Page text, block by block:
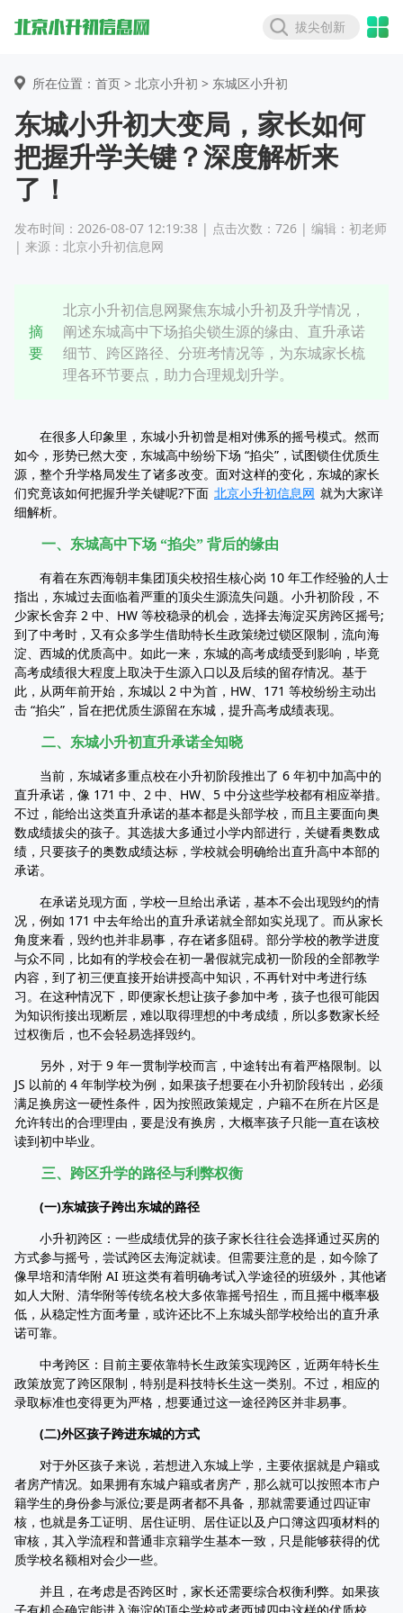
拔尖创新
所在位置：首页 > 北京小升初 > 东城区小升初
东城小升初大变局，家长如何
把握升学关键？深度解析来
了！
发布时间：2026-08-07 12:19:38 | 点击次数：726 | 编辑：初老师
| 来源：北京小升初信息网
摘
要
北京小升初信息网聚焦东城小升初及升学情况，
阐述东城高中下场掐尖锁生源的缘由、直升承诺
细节、跨区路径、分班考情况等，为东城家长梳
理各环节要点，助力合理规划升学。
在很多人印象里，东城小升初曾是相对佛系的摇号模式。然而
如今，形势已然大变，东城高中纷纷下场 “掐尖”，试图锁住优质生
源，整个升学格局发生了诸多改变。面对这样的变化，东城的家长
们究竟该如何把握升学关键呢?下面 北京小升初信息网 就为大家详
细解析。
一、东城高中下场 “掐尖” 背后的缘由
有着在东西海朝丰集团顶尖校招生核心岗 10 年工作经验的人士
指出，东城过去面临着严重的顶尖生源流失问题。小升初阶段，不
少家长舍弃 2 中、HW 等校稳录的机会，选择去海淀买房跨区摇号;
到了中考时，又有众多学生借助特长生政策绕过锁区限制，流向海
淀、西城的优质高中。如此一来，东城的高考成绩受到影响，毕竟
高考成绩很大程度上取决于生源入口以及后续的留存情况。基于
此，从两年前开始，东城以 2 中为首，HW、171 等校纷纷主动出
击 “掐尖”，旨在把优质生源留在东城，提升高考成绩表现。
二、东城小升初直升承诺全知晓
当前，东城诸多重点校在小升初阶段推出了 6 年初中加高中的
直升承诺，像 171 中、2 中、HW、5 中分这些学校都有相应举措。
不过，能给出这类直升承诺的基本都是头部学校，而且主要面向奥
数成绩拔尖的孩子。其选拔大多通过小学内部进行，关键看奥数成
绩，只要孩子的奥数成绩达标，学校就会明确给出直升高中本部的
承诺。
在承诺兑现方面，学校一旦给出承诺，基本不会出现毁约的情
况，例如 171 中去年给出的直升承诺就全部如实兑现了。而从家长
角度来看，毁约也并非易事，存在诸多阻碍。部分学校的教学进度
与众不同，比如有的学校会在初一暑假就完成初一阶段的全部教学
内容，到了初三便直接开始讲授高中知识，不再针对中考进行练
习。在这种情况下，即便家长想让孩子参加中考，孩子也很可能因
为知识衔接出现断层，难以取得理想的中考成绩，所以多数家长经
过权衡后，也不会轻易选择毁约。
另外，对于 9 年一贯制学校而言，中途转出有着严格限制。以
JS 以前的 4 年制学校为例，如果孩子想要在小升初阶段转出，必须
满足换房这一硬性条件，因为按照政策规定，户籍不在所在片区是
允许转出的合理理由，要是没有换房，大概率孩子只能一直在该校
读到初中毕业。
三、跨区升学的路径与利弊权衡
(一)东城孩子跨出东城的路径
小升初跨区：一些成绩优异的孩子家长往往会选择通过买房的
方式参与摇号，尝试跨区去海淀就读。但需要注意的是，如今除了
像早培和清华附 AI 班这类有着明确考试入学途径的班级外，其他诸
如人大附、清华附等传统名校大多依靠摇号招生，而且摇中概率极
低，从稳定性方面考量，或许还比不上东城头部学校给出的直升承
诺可靠。
中考跨区：目前主要依靠特长生政策实现跨区，近两年特长生
政策放宽了跨区限制，特别是科技特长生这一类别。不过，相应的
录取标准也变得更为严格，想要通过这一途径跨区并非易事。
(二)外区孩子跨进东城的方式
对于外区孩子来说，若想进入东城上学，主要依据就是户籍或
者房产情况。如果拥有东城户籍或者房产，那么就可以按照本市户
籍学生的身份参与派位;要是两者都不具备，那就需要通过四证审
核，也就是务工证明、居住证明、居住证以及户口簿这四项材料的
审核，其入学流程和普通非京籍学生基本一致，只是能够获得的优
质学校名额相对会少一些。
并且，在考虑是否跨区时，家长还需要综合权衡利弊。如果孩